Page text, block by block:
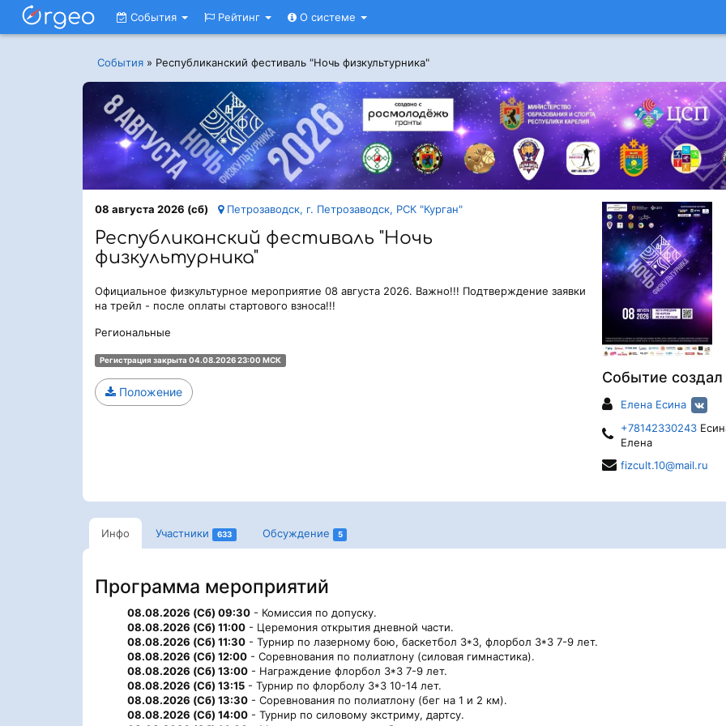
События Рейтинг О системе
События » Республиканский фестиваль "Ночь физкультурника"
Событие создал
Елена Есина
+78142330243
Елена
fizcult.10@mail.ru
08 августа 2026 (сб) Петрозаводск, г. Петрозаводск, РСК "Курган"
Республиканский фестиваль "Ночь
физкультурника"
Официальное физкультурное мероприятие 08 августа 2026. Важно!!! Подтверждение заявки
на трейл - после оплаты стартового взноса!!!
Региональные
Регистрация закрыта 04.08.2026 23:00 МСК
Положение
Инфо Участники 633 Обсуждение 5
Программа мероприятий
08.08.2026 (Сб) 09:30 - Комиссия по допуску.
08.08.2026 (Сб) 11:00 - Церемония открытия дневной части.
08.08.2026 (Сб) 11:30 - Турнир по лазерному бою, баскетбол 3*3, флорбол 3*3 7-9 лет.
08.08.2026 (Сб) 12:00 - Соревнования по полиатлону (силовая гимнастика).
08.08.2026 (Сб) 13:00 - Награждение флорбол 3*3 7-9 лет.
08.08.2026 (Сб) 13:15 - Турнир по флорболу 3*3 10-14 лет.
08.08.2026 (Сб) 13:30 - Соревнования по полиатлону (бег на 1 и 2 км).
08.08.2026 (Сб) 14:00 - Турнир по силовому экстриму, дартсу.